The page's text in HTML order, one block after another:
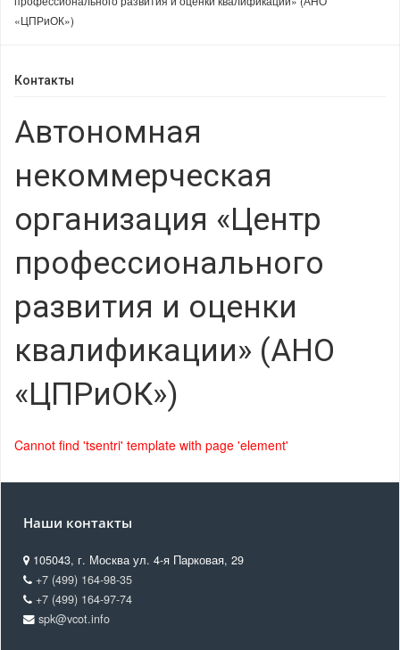
«ЦПРиОК»)
Контакты
Автономная
некоммерческая
организация «Центр
профессионального
развития и оценки
квалификации» (АНО
«ЦПРиОК»)
Cannot find 'tsentri' template with page 'element'
Наши контакты
105043, г. Москва ул. 4-я Парковая, 29
+7 (499) 164-98-35
+7 (499) 164-97-74
spk@vcot.info